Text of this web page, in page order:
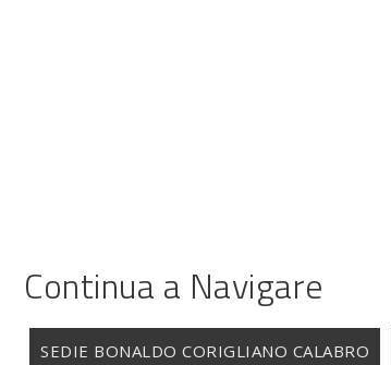
Continua a Navigare
SEDIE BONALDO CORIGLIANO CALABRO